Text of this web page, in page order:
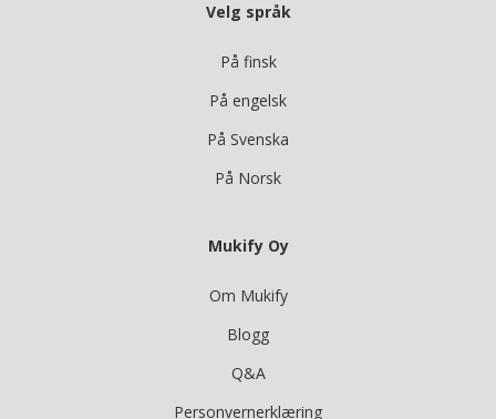
Velg språk
På finsk
På engelsk
På Svenska
På Norsk
Mukify Oy
Om Mukify
Blogg
Q&A
Personvernerklæring